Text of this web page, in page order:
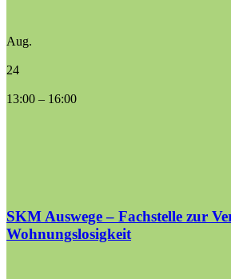
Aug.
24
13:00 – 16:00
SKM Auswege – Fachstelle zur
Wohnungslosigkeit